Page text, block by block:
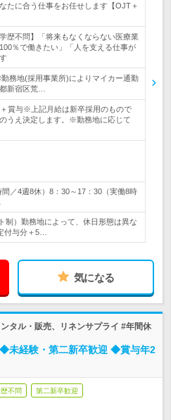
たに合う仕事をお任せします【OJT＋
歴不問】「将来もなくならない医療業
％で働きたい」「人を支える仕事が
務地(採用事業所)によりマイカー通勤
新宿区荒…
賞与※上記月給は新卒採用のもので
うえ決定します。※勤務地に応じて
／4週8休）8：30～17：30（実働8時
制）勤務地によって、休日形態は異な
付与分＋5…
気になる
タル・販売、リネンサプライ #年間休
未経験・第二新卒歓迎 ◆賞与年2
不問 第二新卒歓迎